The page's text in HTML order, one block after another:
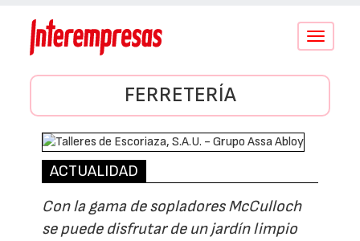
Conmutar
FERRETERÍA
ACTUALIDAD
Con la gama de sopladores McCulloch
se puede disfrutar de un jardín limpio